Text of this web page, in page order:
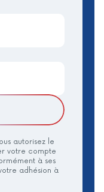
autorisez le
votre compte
à ses
adhésion à